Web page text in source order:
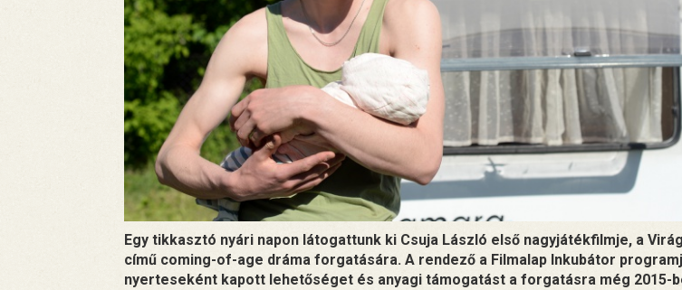
Egy tikkasztó nyári napon látogattunk ki Csuja László első nagyjátékfilmje, a
című coming-of-age dráma forgatására. A rendező a Filmalap Inkubátor
nyerteseként kapott lehetőséget és anyagi támogatást a forgatásra még 2015-